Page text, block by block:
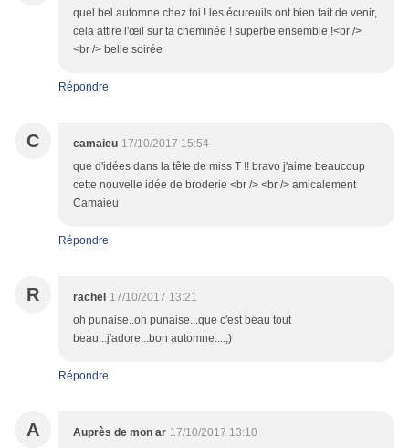
quel bel automne chez toi ! les écureuils ont bien fait de venir,
cela attire l'œil sur ta cheminée ! superbe ensemble !<br />
<br /> belle soirée
Répondre
C camaieu 17/10/2017 15:54
que d'idées dans la tête de miss T !! bravo j'aime beaucoup
cette nouvelle idée de broderie <br /> <br /> amicalement
Camaieu
Répondre
R rachel 17/10/2017 13:21
oh punaise..oh punaise...que c'est beau tout
beau...j'adore...bon automne....;)
Répondre
A Auprès de mon ar 17/10/2017 13:10